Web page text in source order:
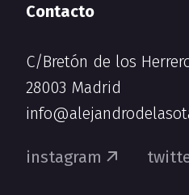
Contacto
C/Bretón de los
28003 Madrid
instagram